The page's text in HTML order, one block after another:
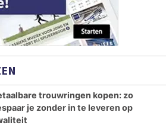
trouwringen kopen: zo
je zonder in te leveren op